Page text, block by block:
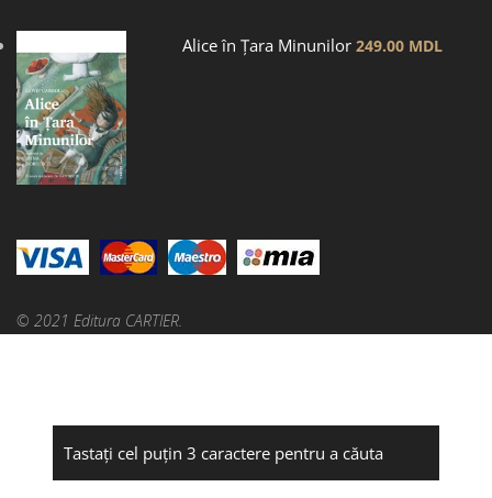
Alice în Țara Minunilor 249.00 MDL
© 2021 Editura CARTIER.